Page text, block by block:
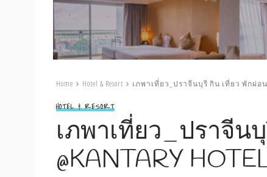
Home Hotel & Resort เภพาเที่ยว_ปราจีนบุรี กิน เที่ยว พักผ่อน
HOTEL & RESORT
เภพาเที่ยว_ปราจีน
@KANTARY